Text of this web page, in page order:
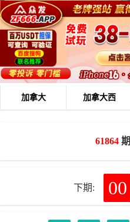
加拿大 加拿大西
61864 期
下期: 00